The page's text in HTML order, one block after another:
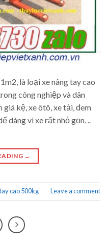
là loại xe nâng tay cao
công nghiệp và dân
giá kệ, xe ôtô, xe tải, đem
dàng vì xe rất nhỏ gọn. ..
→
cao 500kg Leave a comment